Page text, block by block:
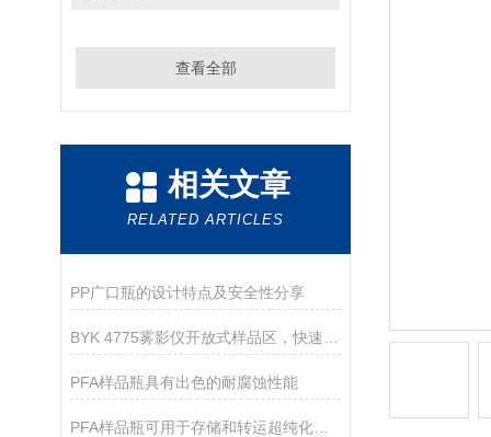
查看全部
相关文章
RELATED ARTICLES
PP广口瓶的设计特点及安全性分享
PFA样品瓶具有出色的耐腐蚀性能
PFA样品瓶可用于存储和转运超纯化学品